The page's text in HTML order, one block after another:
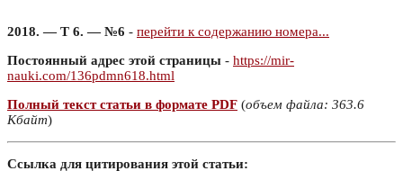
2018. — Т 6. — №6 - перейти к содержанию номера...
Постоянный адрес этой страницы - https://mir-
nauki.com/136pdmn618.html
Полный текст статьи в формате PDF (объем файла: 363.6
Кбайт)
Ссылка для цитирования этой статьи: